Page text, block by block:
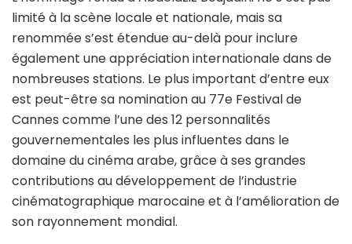
limité à la scène locale et nationale, mais sa
renommée s’est étendue au-delà pour inclure
également une appréciation internationale dans de
nombreuses stations. Le plus important d’entre eux
est peut-être sa nomination au 77e Festival de
Cannes comme l’une des 12 personnalités
gouvernementales les plus influentes dans le
domaine du cinéma arabe, grâce à ses grandes
contributions au développement de l’industrie
cinématographique marocaine et à l’amélioration de
son rayonnement mondial.